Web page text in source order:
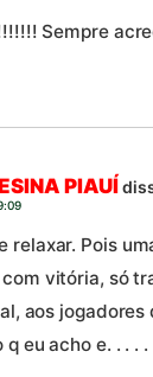
Sempre
PIAUÍ
relaxar. Pois
vitória, só
aos
eu acho e. . . .